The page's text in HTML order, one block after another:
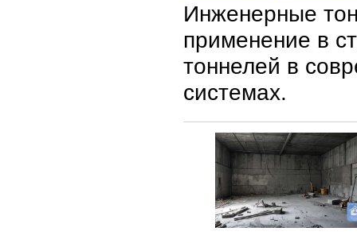
Инженерные
применение в
тоннелей в
системах.